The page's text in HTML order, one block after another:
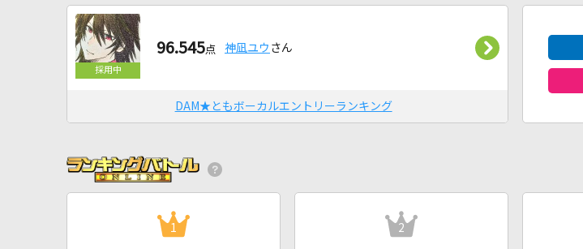
96.545点 神凪ユウ さん
DAM★ともボーカルエントリーランキング
1 2